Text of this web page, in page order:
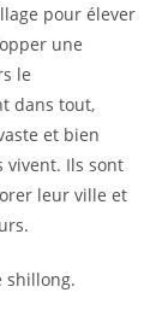
pour élever
une
le
dans tout,
et bien
vivent. Ils sont
leur ville et
shillong.